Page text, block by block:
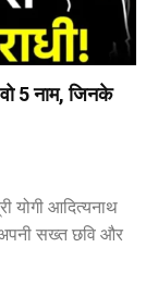
5 नाम, जिनके
आदित्यनाथ